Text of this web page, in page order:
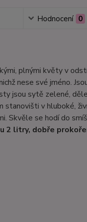
Hodnocení 0
plnými květy v
nese své jméno.
jsou sytě zelené,
v hluboké,
Skvěle se hodí do
2 litry, dobře